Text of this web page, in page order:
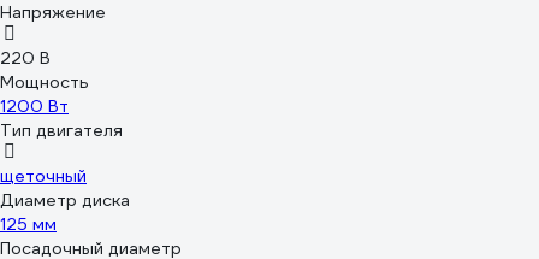
Напряжение
220 В
Мощность
1200 Вт
Тип двигателя
щеточный
Диаметр диска
125 мм
Посадочный диаметр